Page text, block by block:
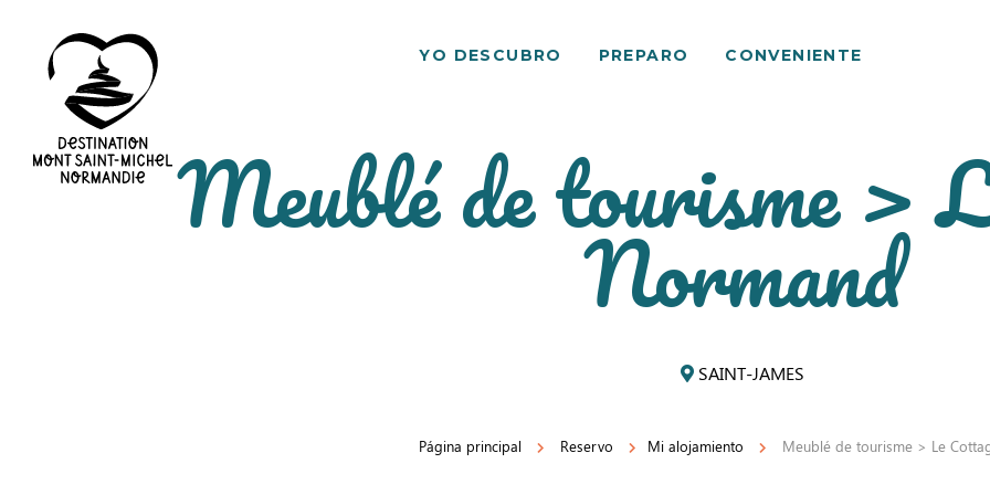
YO DESCUBRO PREPARO CONVENIENTE
Meublé de tourisme >
Normand
SAINT-JAMES
Página principal Reservo Mi alojamiento Meublé de tourisme > Le